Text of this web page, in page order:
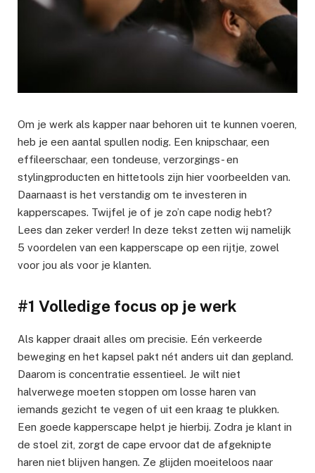
Om je werk als kapper naar behoren uit te kunnen voeren,
heb je een aantal spullen nodig. Een knipschaar, een
effileerschaar, een tondeuse, verzorgings- en
stylingproducten en hittetools zijn hier voorbeelden van.
Daarnaast is het verstandig om te investeren in
kapperscapes. Twijfel je of je zo’n cape nodig hebt?
Lees dan zeker verder! In deze tekst zetten wij namelijk
5 voordelen van een kapperscape op een rijtje, zowel
voor jou als voor je klanten.
#1 Volledige focus op je werk
Als kapper draait alles om precisie. Eén verkeerde
beweging en het kapsel pakt nét anders uit dan gepland.
Daarom is concentratie essentieel. Je wilt niet
halverwege moeten stoppen om losse haren van
iemands gezicht te vegen of uit een kraag te plukken.
Een goede kapperscape helpt je hierbij. Zodra je klant in
de stoel zit, zorgt de cape ervoor dat de afgeknipte
haren niet blijven hangen. Ze glijden moeiteloos naar